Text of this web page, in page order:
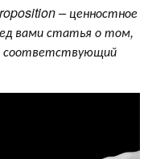
– ценностное
вами статья о том,
соответствующий